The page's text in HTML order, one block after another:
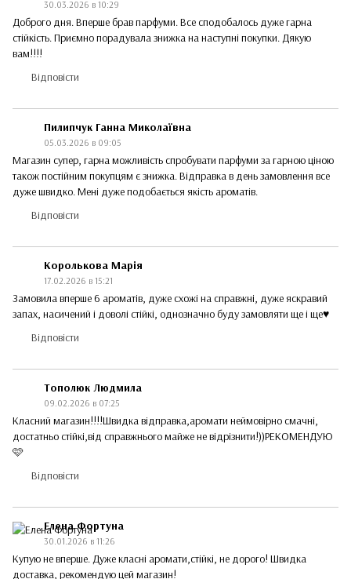
30.03.2026 в 10:29
Доброго дня. Вперше брав парфуми. Все сподобалось дуже гарна
стійкість. Приємно порадувала знижка на наступні покупки. Дякую
вам!!!!
Відповісти
Пилипчук Ганна Миколаївна
05.03.2026 в 09:05
Магазин супер, гарна можливість спробувати парфуми за гарною ціною
також постійним покупцям є знижка. Відправка в день замовлення все
дуже швидко. Мені дуже подобається якість ароматів.
Відповісти
Королькова Марія
17.02.2026 в 15:21
Замовила вперше 6 ароматів, дуже схожі на справжні, дуже яскравий
запах, насичений і доволі стійкі, однозначно буду замовляти ще і ще♥️
Відповісти
Тополюк Людмила
09.02.2026 в 07:25
Класний магазин!!!!Швидка відправка,аромати неймовірно смачні,
достатньо стійкі,від справжнього майже не відрізнити!))РЕКОМЕНДУЮ
🩷
Відповісти
Елена Фортуна
30.01.2026 в 11:26
Купую не вперше. Дуже класні аромати,стійкі, не дорого! Швидка
доставка, рекомендую цей магазин!